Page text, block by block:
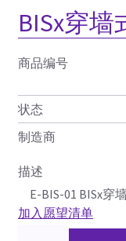
BISx穿
商品编号
状态
制造商
描述
E-BIS-01 BISx穿
加入愿望清单